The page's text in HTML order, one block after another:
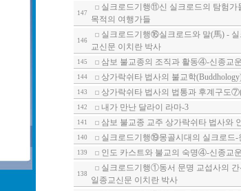
147
실크로드기행⑪신 실크로드의 탐험가
목적의 여행가들
146
실크로드기행⑯실크로드와 말(馬) -
교신문 이치란 박사
145 삼보 불교종의 조직과 활동④-신종교
144 상가락쉬타 법사의 불교학
143 상가락쉬타 법사의 법통과 후계구도
142 내가 만난 달라이 라마-3
141 삼보 불교종 교주 상가락쉬타 법사와
140 실크로드기행⑲몽골시대의 실크로드-
139 인도 카스트와 불교의 숙명④-신종교
138
실크로드기행①동서 문명 교섭사의
일종교신문 이치란 박사